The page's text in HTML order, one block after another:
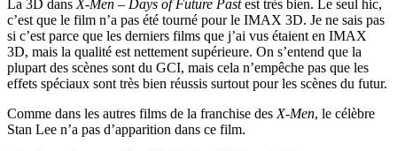
La 3D dans X-Men – Days of Future Pastest très bien. Le seul hic,
c’est que le film n’a pas été tourné pour le IMAX 3D. Je ne sais pas
si c’est parce que les derniers films que j’ai vus étaient en IMAX
3D, mais la qualité est nettement supérieure. On s’entend que la
plupart des scènes sont du GCI, mais cela n’empêche pas que les
effets spéciaux sont très bien réussis surtout pour les scènes du futur.
Comme dans les autres films de la franchise des X-Men, le célèbre
Stan Lee n’a pas d’apparition dans ce film.